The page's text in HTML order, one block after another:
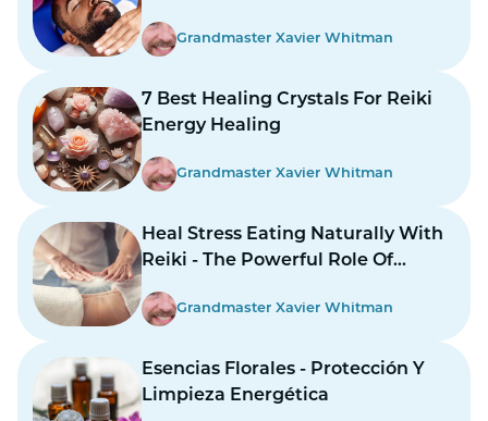
Grandmaster Xavier Whitman
7 Best Healing Crystals For Reiki
Energy Healing
Grandmaster Xavier Whitman
Heal Stress Eating Naturally With
Reiki - The Powerful Role Of
Grandmaster Xavier Whitman
Esencias Florales - Protección Y
Limpieza Energética